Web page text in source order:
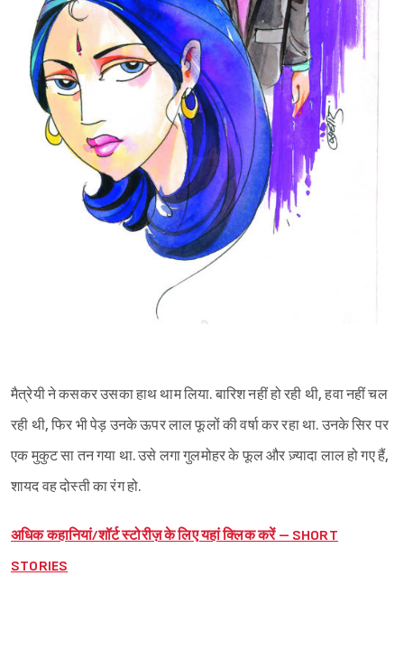
मैत्रेयी ने कसकर उसका हाथ थाम लिया. बारिश नहीं हो रही थी, हवा नहीं चल
रही थी, फिर भी पेड़ उनके ऊपर लाल फूलों की वर्षा कर रहा था. उनके सिर पर
एक मुकुट सा तन गया था. उसे लगा गुलमोहर के फूल और ज़्यादा लाल हो गए हैं,
शायद वह दोस्ती का रंग हो.
अधिक कहानियां/शॉर्ट स्टोरीज़ के लिए यहां क्लिक करें – SHORT
STORIES